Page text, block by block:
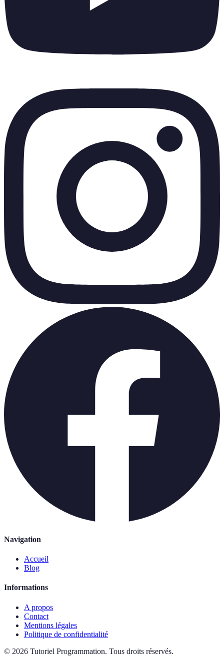
Navigation
Accueil
Blog
Informations
A propos
Contact
Mentions légales
Politique de confidentialité
© 2026 Tutoriel Programmation. Tous droits réservés.